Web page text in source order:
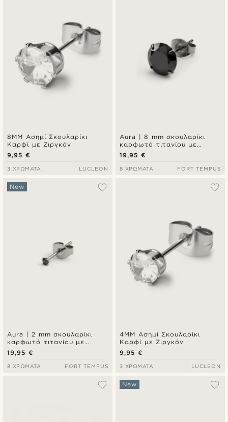
8MM Ασημί Σκουλαρίκι
Καρφί με Ζιργκόν
9,95 €
3 ΧΡΏΜΑΤΑ LUCLEON
Aura | 8 mm σκουλαρίκι
καρφωτό τιτανίου με
μαύρη ζιρκόνια
19,95 €
8 ΧΡΏΜΑΤΑ FORT TEMPUS
Aura | 2 mm σκουλαρίκι
καρφωτό τιτανίου με
μαύρη ζιρκόνια
New
19,95 €
8 ΧΡΏΜΑΤΑ FORT TEMPUS
4MM Ασημί Σκουλαρίκι
Καρφί με Ζιργκόν
9,95 €
3 ΧΡΏΜΑΤΑ LUCLEON
New